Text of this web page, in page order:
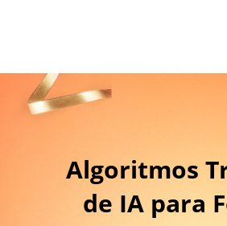
Algoritmos
de IA para